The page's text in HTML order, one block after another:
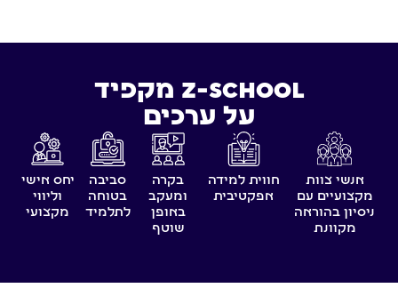
Z-SCHOOL מקפיד
על ערכים
אנשי צוות
מקצועיים עם
ניסיון בהוראה
מקוונת
חווית למידה
אפקטיבית
בקרה
ומעקב
באופן
שוטף
סביבה
בטוחה
לתלמיד
יחס אישי
וליווי
מקצועי